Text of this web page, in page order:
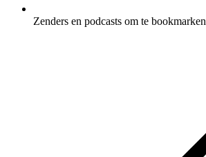
Zenders en podcasts om te bookmarken